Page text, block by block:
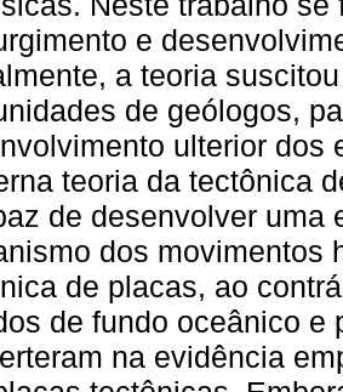
e
a teoria
de geólogos,
ulterior dos
teoria da tectônica
de desenvolver uma
dos movimentos
de placas, ao
de fundo oceânico e
na evidência